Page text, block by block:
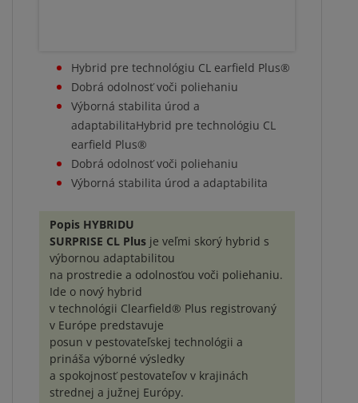
Hybrid pre technológiu CL earfield Plus®
Dobrá odolnosť voči poliehaniu
Výborná stabilita úrod a
adaptabilitaHybrid pre technológiu CL
earfield Plus®
Dobrá odolnosť voči poliehaniu
Výborná stabilita úrod a adaptabilita
Popis HYBRIDU
SURPRISE CL Plus je veľmi skorý hybrid s
výbornou adaptabilitou
na prostredie a odolnosťou voči poliehaniu.
Ide o nový hybrid
v technológii Clearfield® Plus registrovaný
v Európe predstavuje
posun v pestovateľskej technológii a
prináša výborné výsledky
a spokojnosť pestovateľov v krajinách
strednej a južnej Európy.